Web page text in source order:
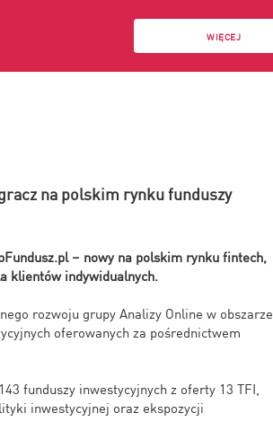
WIĘCEJ
na polskim rynku funduszy
– nowy na polskim rynku fintech,
klientów indywidualnych.
rozwoju grupy Analizy Online w obszarze
oferowanych za pośrednictwem
funduszy inwestycyjnych z oferty 13 TFI,
inwestycyjnej oraz ekspozycji